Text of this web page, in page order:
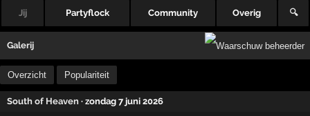
Jij Partyflock Community Overig 🔍
Galerij
Overzicht Populariteit
South of Heaven · zondag 7 juni 2026